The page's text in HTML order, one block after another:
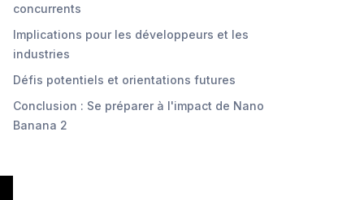
concurrents
Implications pour les développeurs et les
industries
Défis potentiels et orientations futures
Conclusion : Se préparer à l'impact de Nano
Banana 2